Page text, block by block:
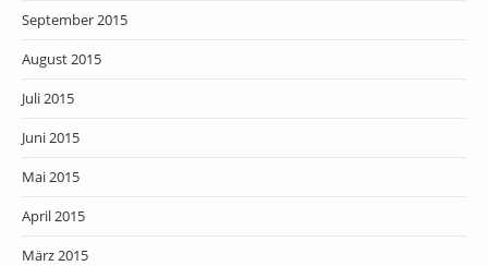
September 2015
August 2015
Juli 2015
Juni 2015
Mai 2015
April 2015
März 2015